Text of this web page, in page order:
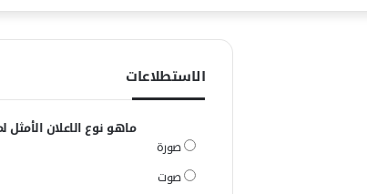
الاستطلاعات
ماهو نوع الاعلان الأمثل
صورة
صوت